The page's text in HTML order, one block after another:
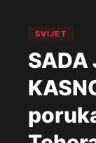
SVIJET
SADA